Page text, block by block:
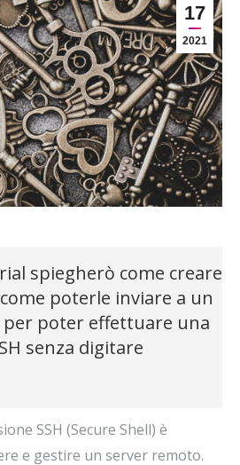
17
2021
spiegherò come creare
come poterle inviare a un
poter effettuare una
senza digitare
SSH (Secure Shell) è
e gestire un server remoto.